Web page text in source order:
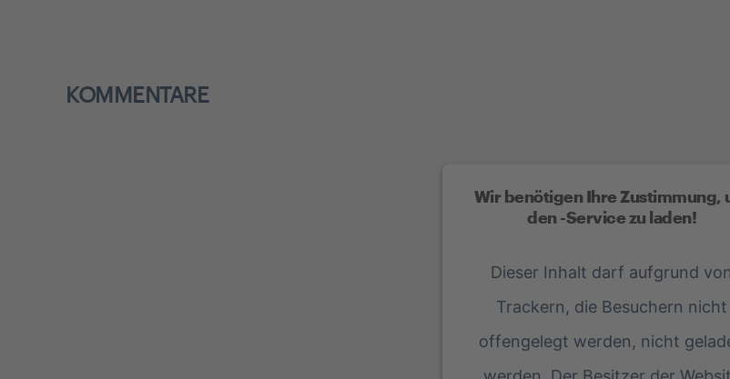
KOMMENTARE
Wir benötigen Ihre Zustimmung,
den -Service zu laden!
Dieser Inhalt darf aufgrund von
Trackern, die Besuchern nicht
offengelegt werden, nicht